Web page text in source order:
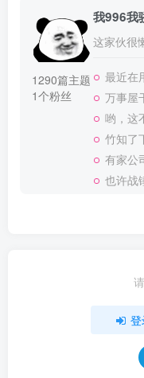
1290篇主题
1个粉丝
我996我
这家伙很
最近在
万事屋
哟，这
竹知了
有家公司连一
也许战